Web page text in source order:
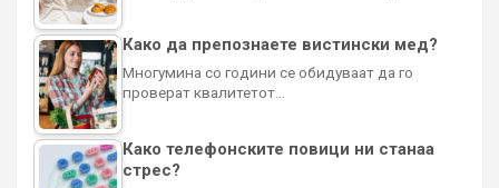
Како да препознаете вистински мед?
Многумина со години се обидуваат да го
проверат квалитетот…
Како телефонските повици ни станаа
стрес?